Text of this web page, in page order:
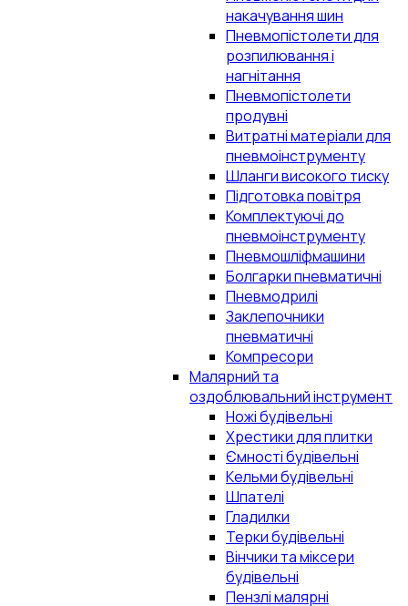
накачування шин
Пневмопістолети для
розпилювання і
нагнітання
Пневмопістолети
продувні
Витратні матеріали для
пневмоінструменту
Шланги високого тиску
Підготовка повітря
Комплектуючі до
пневмоінструменту
Пневмошліфмашини
Болгарки пневматичні
Пневмодрилі
Заклепочники
пневматичні
Компресори
Малярний та
оздоблювальний інструмент
Ножі будівельні
Хрестики для плитки
Ємності будівельні
Кельми будівельні
Шпателі
Гладилки
Терки будівельні
Вінчики та міксери
будівельні
Пензлі малярні